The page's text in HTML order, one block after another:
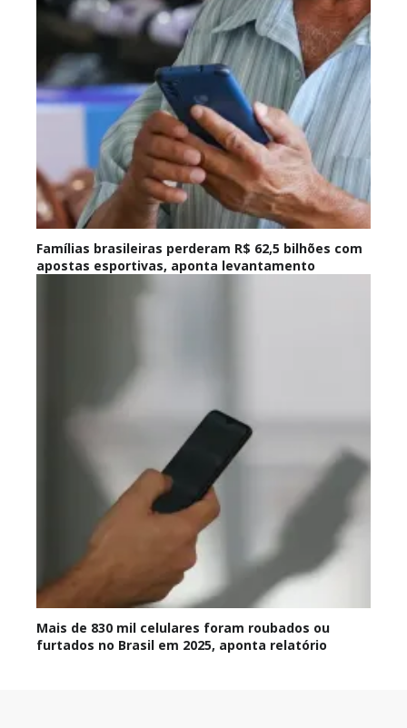
Famílias brasileiras perderam R$ 62,5 bilhões com
apostas esportivas, aponta levantamento
Mais de 830 mil celulares foram roubados ou
furtados no Brasil em 2025, aponta relatório